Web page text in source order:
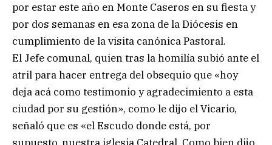
por estar este año en Monte Caseros en su fiesta y
por dos semanas en esa zona de la Diócesis en
cumplimiento de la visita canónica Pastoral.
El Jefe comunal, quien tras la homilía subió ante el
atril para hacer entrega del obsequio que «hoy
deja acá como testimonio y agradecimiento a esta
ciudad por su gestión», como le dijo el Vicario,
señaló que es «el Escudo donde está, por